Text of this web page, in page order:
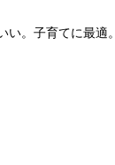
。子育てに最適。